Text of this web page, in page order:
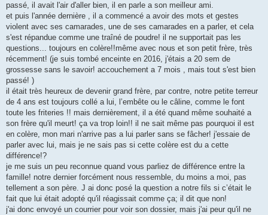
passé, il avait l'air d'aller bien, il en parle a son meilleur ami.
et puis l'année dernière , il a commencé a avoir des mots et gestes
violent avec ses camarades, une de ses camarades en a parler, et cela
s'est répandue comme une traîné de poudre! il ne supportait pas les
questions... toujours en colère!!même avec nous et son petit frère, très
récemment! (je suis tombé enceinte en 2016, j'étais a 20 sem de
grossesse sans le savoir! accouchement a 7 mois , mais tout s'est bien
passé! )
il était très heureux de devenir grand frère, par contre, notre petite terreur
de 4 ans est toujours collé a lui, l’embête ou le câline, comme le font
toute les friteries !! mais dernièrement, il a été quand même souhaité a
son frère qu'il meurt! ça va trop loin!! il ne sait même pas pourquoi il est
en colère, mon mari n'arrive pas a lui parler sans se fâcher! j'essaie de
parler avec lui, mais je ne sais pas si cette colère est du a cette
différence!?
je me suis un peu reconnue quand vous parliez de différence entre la
famille! notre dernier forcément nous ressemble, du moins a moi, pas
tellement a son père. J ai donc posé la question a notre fils si c’était le
fait que lui était adopté qu'il réagissait comme ça; il dit que non!
j'ai donc envoyé un courrier pour voir son dossier, mais j'ai peur qu'il ne